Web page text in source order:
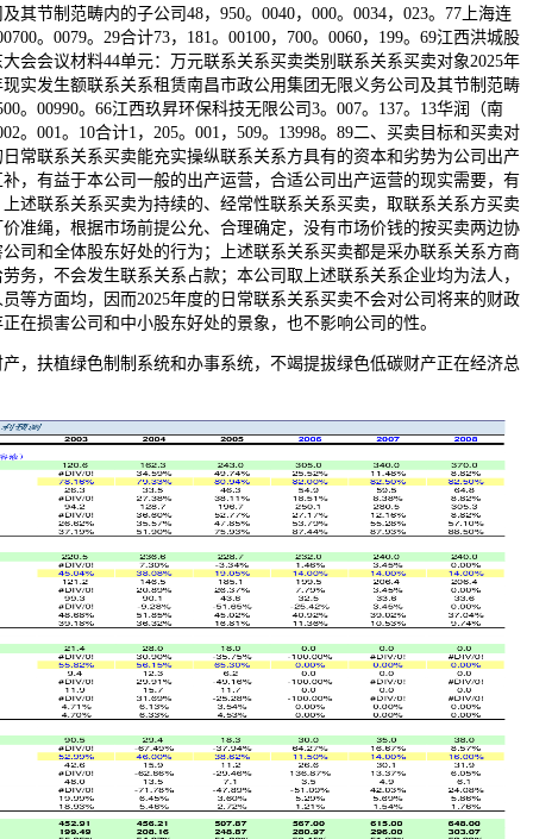
其节制范畴内的子公司48，950。0040，000。0034，023。77上海连
。0079。29合计73，181。00100，700。0060，199。69江西洪城股
会会议材料44单元：万元联系关系买卖类别联系关系买卖对象2025年
现实发生额联系关系租赁南昌市政公用集团无限义务公司及其节制范畴
。00990。66江西玖昇环保科技无限公司3。007。137。13华润（南
。001。10合计1，205。001，509。13998。89二、买卖目标和买卖对
常联系关系买卖能充实操纵联系关系方具有的资本和劣势为公司出产
，有益于本公司一般的出产运营，合适公司出产运营的现实需要，有
述联系关系买卖为持续的、经常性联系关系买卖，取联系关系方买卖
准绳，根据市场前提公允、合理确定，没有市场价钱的按买卖两边协
司和全体股东好处的行为；上述联系关系买卖都是采办联系关系方商
务，不会发生联系关系占款；本公司取上述联系关系企业均为法人，
等方面均，因而2025年度的日常联系关系买卖不会对公司将来的财政
在损害公司和中小股东好处的景象，也不影响公司的性。
扶植绿色制制系统和办事系统，不竭提拔绿色低碳财产正在经济总